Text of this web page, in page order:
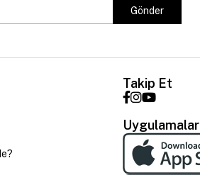
Gönder
Takip Et
Uygulamalar